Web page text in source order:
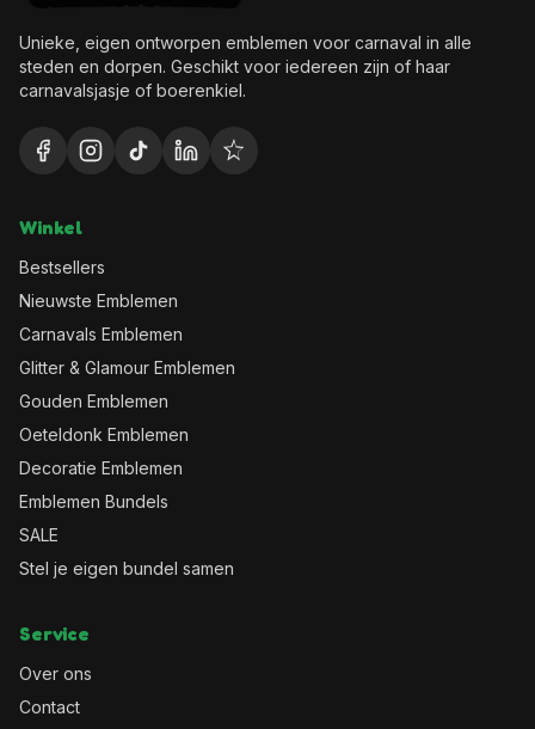
Unieke, eigen ontworpen emblemen voor carnaval in alle
steden en dorpen. Geschikt voor iedereen zijn of haar
carnavalsjasje of boerenkiel.
Winkel
Bestsellers
Nieuwste Emblemen
Carnavals Emblemen
Glitter & Glamour Emblemen
Gouden Emblemen
Oeteldonk Emblemen
Decoratie Emblemen
Emblemen Bundels
SALE
Stel je eigen bundel samen
Service
Over ons
Contact